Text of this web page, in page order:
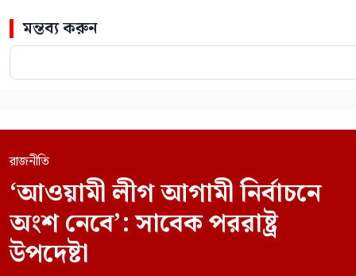
মন্তব্য করুন
রাজনীতি
‘আওয়ামী লীগ আগামী নির্বাচনে
অংশ নেবে’: সাবেক পররাষ্ট্র
উপদেষ্টা